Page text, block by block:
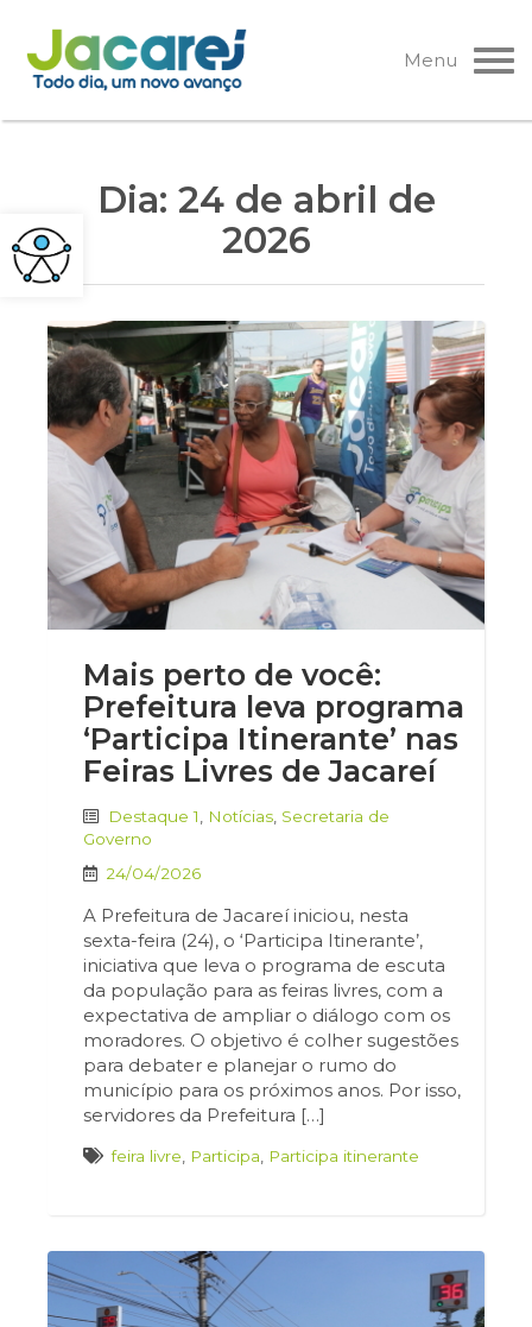
Pular
para
o
Menu
Dia: 24 de abril de
2026
Mais perto de você:
Prefeitura leva programa
‘Participa Itinerante’ nas
Feiras Livres de Jacareí
Destaque 1 Notícias Secretaria de
Governo
24/04/2026
A Prefeitura de Jacareí iniciou, nesta
sexta-feira (24), o ‘Participa Itinerante’,
iniciativa que leva o programa de escuta
da população para as feiras livres, com a
expectativa de ampliar o diálogo com os
moradores. O objetivo é colher sugestões
para debater e planejar o rumo do
município para os próximos anos. Por isso,
servidores da Prefeitura […]
feira livre Participa Participa itinerante